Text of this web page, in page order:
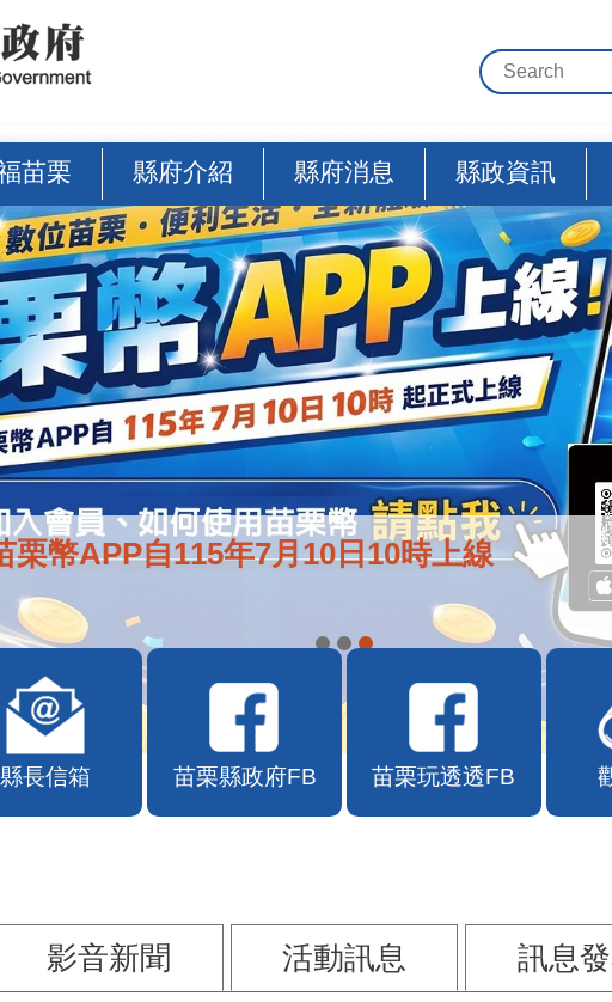
苗栗 縣府介紹 縣府消息 縣政資訊
栗幣APP自115年7月10日10時上線
縣長信箱 苗栗縣政府FB 苗栗玩透透FB
影音新聞 活動訊息 訊息